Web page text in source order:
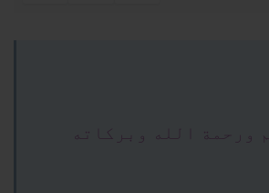
ورحمة الله وبركاته